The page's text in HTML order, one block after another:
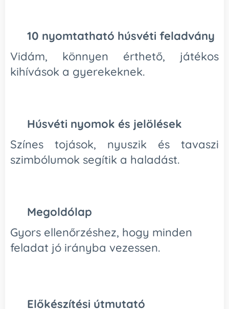
10 nyomtatható húsvéti feladvány
Vidám, könnyen érthető, játékos
kihívások a gyerekeknek.
Húsvéti nyomok és jelölések
Színes tojások, nyuszik és tavaszi
szimbólumok segítik a haladást.
Megoldólap
Gyors ellenőrzéshez, hogy minden
feladat jó irányba vezessen.
Előkészítési útmutató